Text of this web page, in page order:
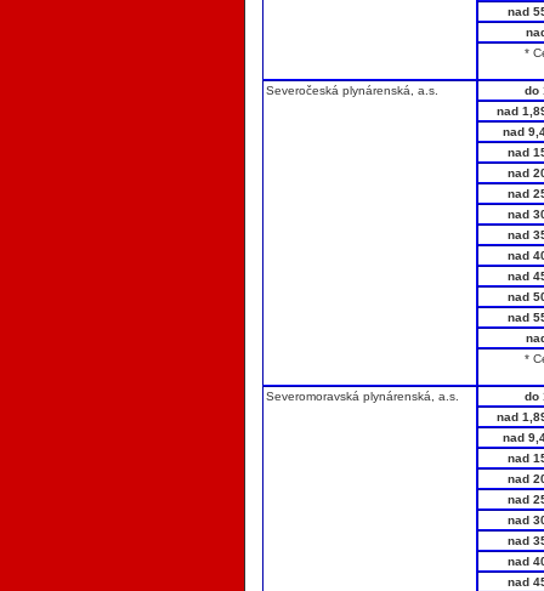
nad
*
Severočeská plynárenská, a.s.
do
nad
nad
nad
nad
nad
nad
nad
nad
nad
nad
nad
*
Severomoravská plynárenská, a.s.
do
nad
nad
nad
nad
nad
nad
nad
nad
nad